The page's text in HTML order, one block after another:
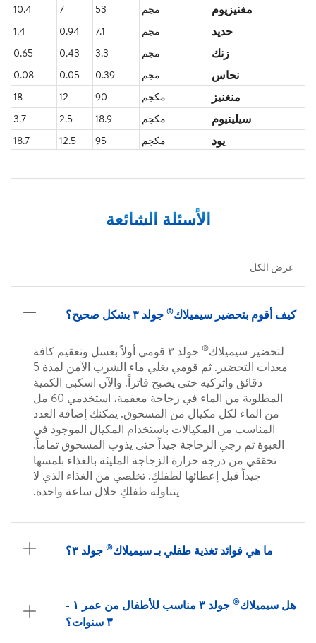
مغنيزيوم مجم 53
7
10.4
حديد مجم 7.1
0.94
1.4
زنك مجم 3.3
0.43
0.65
نحاس مجم 0.39
0.05
0.08
منغنيز مكجم 90
12
18
سيلينيوم مكجم 18.9
2.5
3.7
يود مكجم 95
12.5
18.7
الأسئلة الشائعة
عرض الكل
كيف أقوم بتحضير سيميلاك® جولد ٣ بشكل صحيح؟
لتحضير سيميلاك®
جولد ٣ قومي أولاً بغسل وتعقيم كافة
معدات التحضير. ثم قومي بغلي ماء الشرب الآمن لمدة 5
دقائق واتركيه حتى يصبح فاتراً. والآن اسكبي الكمية
المطلوبة من الماء في زجاجة معقمة، استخدمي 60 مل
من الماء لكل مكيال من المسحوق. يمكنكِ إضافة العدد
المناسب من المكيالات باستخدام المكيال الموجود في
العبوة ثم رجي الزجاجة جيداً حتى يذوب المسحوق تماماً.
تحققي من درجة حرارة الزجاجة المليئة بالغذاء بلمسها
جيداً قبل إعطائها لطفلكِ. تخلصي من الغذاء الذي لا
يتناوله طفلكِ خلال ساعة واحدة.
ما هي فوائد تغذية طفلي بـ سيميلاك® جولد ٣؟
هل سيميلاك®
جولد ٣ مناسب للأطفال من عمر ١ -
٣ سنوات؟